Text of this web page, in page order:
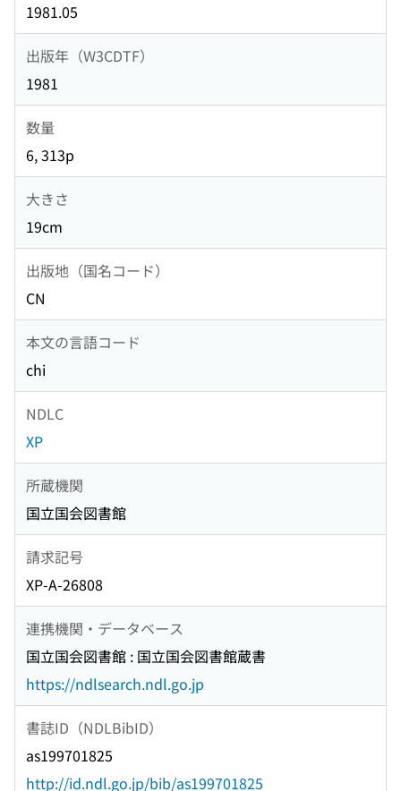
1981.05
出版年（W3CDTF）
1981
数量
6, 313p
大きさ
19cm
出版地（国名コード）
CN
本文の言語コード
chi
NDLC
XP
所蔵機関
国立国会図書館
請求記号
XP-A-26808
連携機関・データベース
国立国会図書館 : 国立国会図書館蔵書
https://ndlsearch.ndl.go.jp
書誌ID（NDLBibID）
as199701825
http://id.ndl.go.jp/bib/as199701825